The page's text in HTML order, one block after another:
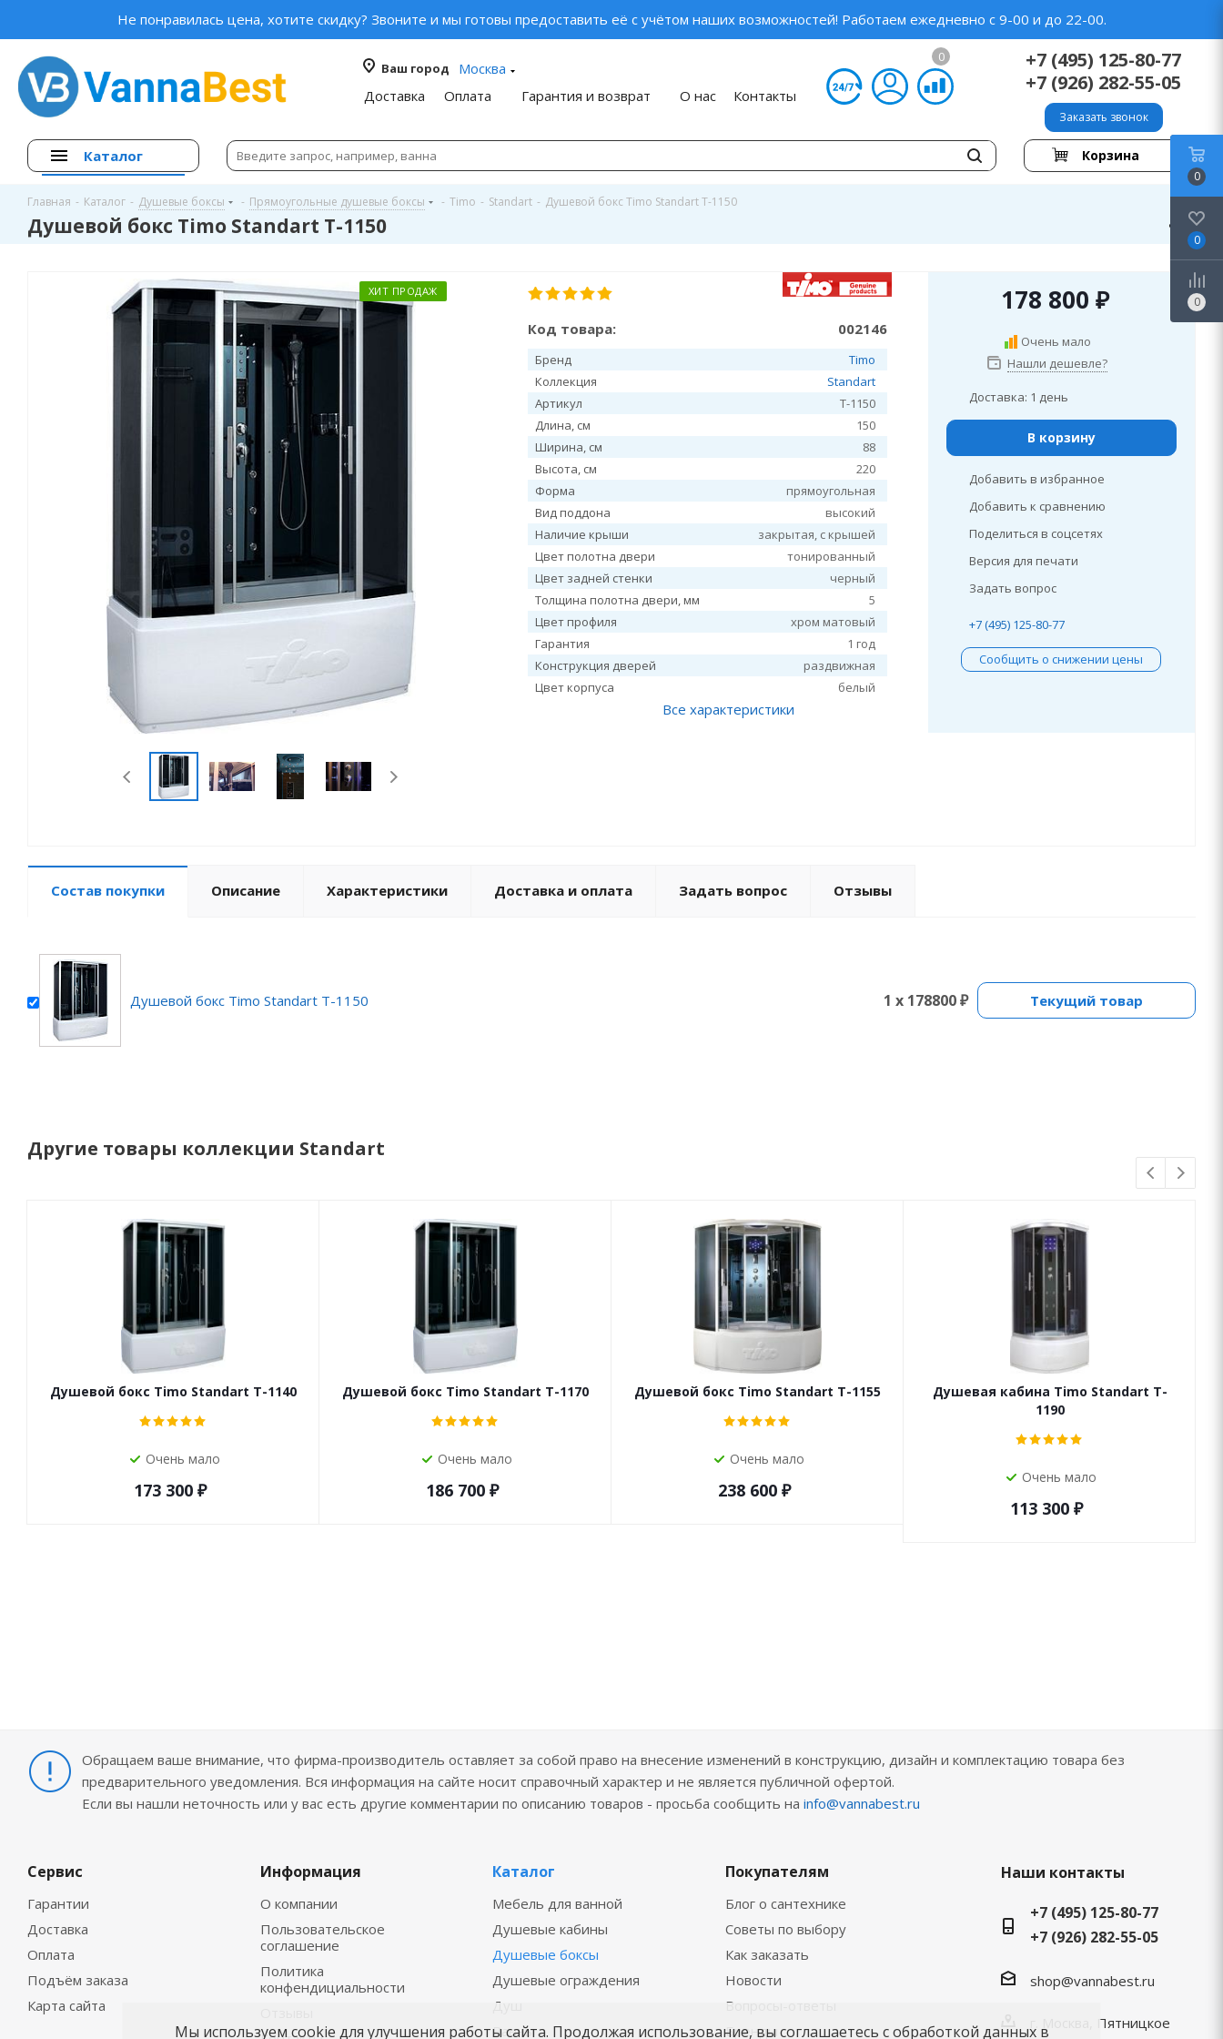
Не понравилась цена, хотите скидку? Звоните и мы готовы предоставить её с учётом наших возможностей! Работаем ежедневно с 9-00 и до 22-00.
Ваш город
Москва
Доставка
Оплата Гарантия и возврат О нас Контакты
0
+7 (495) 125-80-77
+7 (926) 282-55-05
Заказать звонок
Каталог Корзина
Главная - Каталог - Душевые боксы - Прямоугольные душевые боксы - Timo - Standart - Душевой бокс Timo Standart T-1150
Душевой бокс Timo Standart T-1150
ХИТ ПРОДАЖ
Код товара: 002146
Бренд
Timo
Коллекция
Standart
Артикул
T-1150
Длина, см
150
Ширина, см
88
Высота, см
220
Форма
прямоугольная
Вид поддона
высокий
Наличие крыши
закрытая, c крышей
Цвет полотна двери
тонированный
Цвет задней стенки
черный
Толщина полотна двери, мм
5
Цвет профиля
хром матовый
Гарантия
1 год
Конструкция дверей
раздвижная
Цвет корпуса
белый
Все характеристики
178 800 ₽
Очень мало
Нашли дешевле?
Доставка: 1 день
В корзину
Добавить в избранное
Добавить к сравнению
Поделиться в соцсетях
Версия для печати
Задать вопрос
+7 (495) 125-80-77
Сообщить о снижении цены
Состав покупки Описание Характеристики Доставка и оплата Задать вопрос Отзывы
Душевой бокс Timo Standart T-1150 1 x 178800 ₽ Текущий товар
Другие товары коллекции Standart
Душевой бокс Timo Standart T-1140
Очень мало
173 300 ₽
Душевой бокс Timo Standart T-1170
Очень мало
186 700 ₽
Душевой бокс Timo Standart T-1155
Очень мало
238 600 ₽
Душевая кабина Timo Standart T-
1190
Очень мало
113 300 ₽
Обращаем ваше внимание, что фирма-производитель оставляет за собой право на внесение изменений в конструкцию, дизайн и комплектацию товара без
предварительного уведомления. Вся информация на сайте носит справочный характер и не является публичной офертой.
Если вы нашли неточность или у вас есть другие комментарии по описанию товаров - просьба сообщить на info@vannabest.ru
Сервис
Гарантии
Доставка
Оплата
Подъём заказа
Карта сайта
Информация
О компании
Пользовательское
соглашение
Политика
конфендициальности
Каталог
Мебель для ванной
Душевые кабины
Душевые боксы
Душевые ограждения
Душ
Ванны
Покупателям
Блог о сантехнике
Советы по выбору
Как заказать
Новости
Вопросы-ответы
Бренды
Наши контакты
+7 (495) 125-80-77
+7 (926) 282-55-05
shop@vannabest.ru
г. Москва, Пятницкое
0
0
0
Мы используем cookie для улучшения работы сайта. Продолжая использование, вы соглашаетесь с обработкой данных в